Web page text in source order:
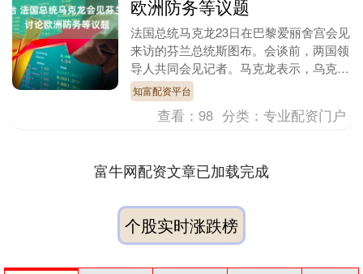
欧洲防务等议题
法国总统马克龙23日在巴黎爱丽舍宫会见
来访的芬兰总统斯图布。会谈前，两国领
导人共同会见记者。马克龙表示，乌克兰
局势仍然是今天的核心议题。双边会谈结
束后，两国领导....
知富配资平台
查看：98 分类：专业配资门户
富牛网配资文章已加载完成
个股实时涨跌榜